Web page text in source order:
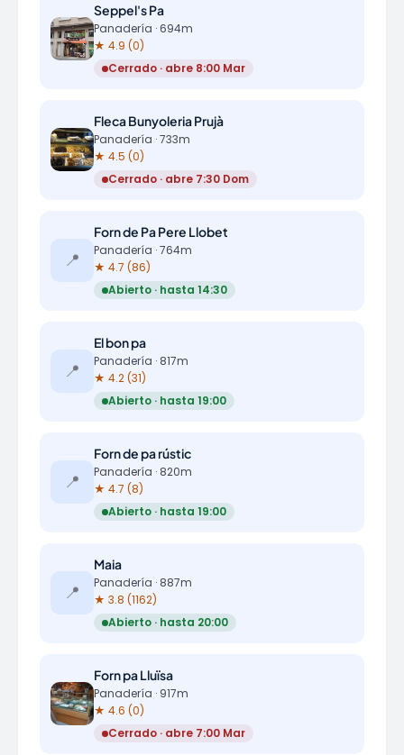
Seppel's Pa
Panadería · 694m
★ 4.9 (0)
Cerrado · abre 8:00 Mar
Fleca Bunyoleria Prujà
Panadería · 733m
★ 4.5 (0)
Cerrado · abre 7:30 Dom
📍
Forn de Pa Pere Llobet
Panadería · 764m
★ 4.7 (86)
Abierto · hasta 14:30
📍
El bon pa
Panadería · 817m
★ 4.2 (31)
Abierto · hasta 19:00
📍
Forn de pa rústic
Panadería · 820m
★ 4.7 (8)
Abierto · hasta 19:00
📍
Maia
Panadería · 887m
★ 3.8 (1162)
Abierto · hasta 20:00
Forn pa Lluïsa
Panadería · 917m
★ 4.6 (0)
Cerrado · abre 7:00 Mar